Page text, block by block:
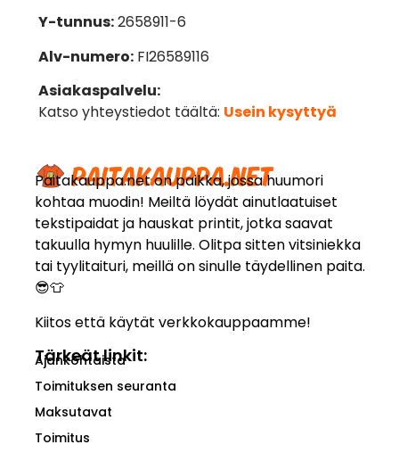
Paitakauppa.net on paikka, jossa huumori
kohtaa muodin! Meiltä löydät ainutlaatuiset
tekstipaidat ja hauskat printit, jotka saavat
takuulla hymyn huulille. Olitpa sitten vitsiniekka
tai tyylitaituri, meillä on sinulle täydellinen paita.
😎👕
Kiitos että käytät verkkokauppaamme!
Tärkeät linkit:
Ajankohtaista
Toimituksen seuranta
Maksutavat
Toimitus
Y-tunnus:2658911-6
Alv-numero:FI26589116
Asiakaspalvelu:
Katso yhteystiedot täältä: Usein kysyttyä